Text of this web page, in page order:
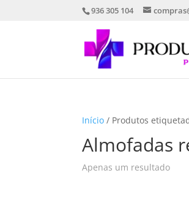
936 305 104
Início / Produtos
Almofadas
Apenas um resultado